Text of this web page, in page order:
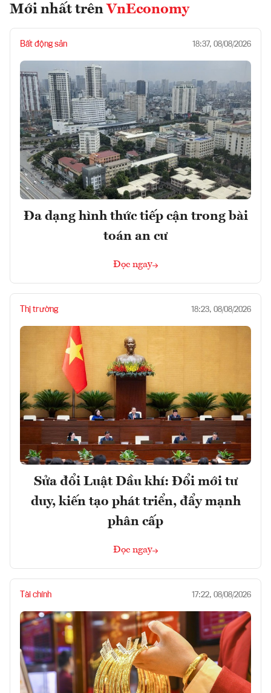
Mới nhất trên VnEconomy
Bất động sản 18:37, 08/08/2026
Đa dạng hình thức tiếp cận trong bài
toán an cư
Đọc ngay
Thị trường 18:23, 08/08/2026
Sửa đổi Luật Dầu khí: Đổi mới tư
duy, kiến tạo phát triển, đẩy mạnh
phân cấp
Đọc ngay
Tài chính 17:22, 08/08/2026